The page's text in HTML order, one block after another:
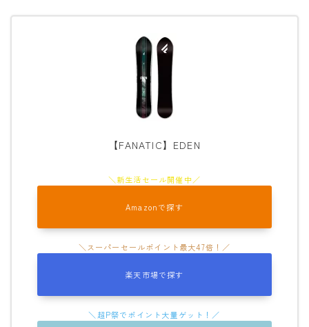
FIELD EARTH
K2
NIDECKER
OGASAKA
【FANATIC】EDEN
Amazonで探す
楽天市場で探す